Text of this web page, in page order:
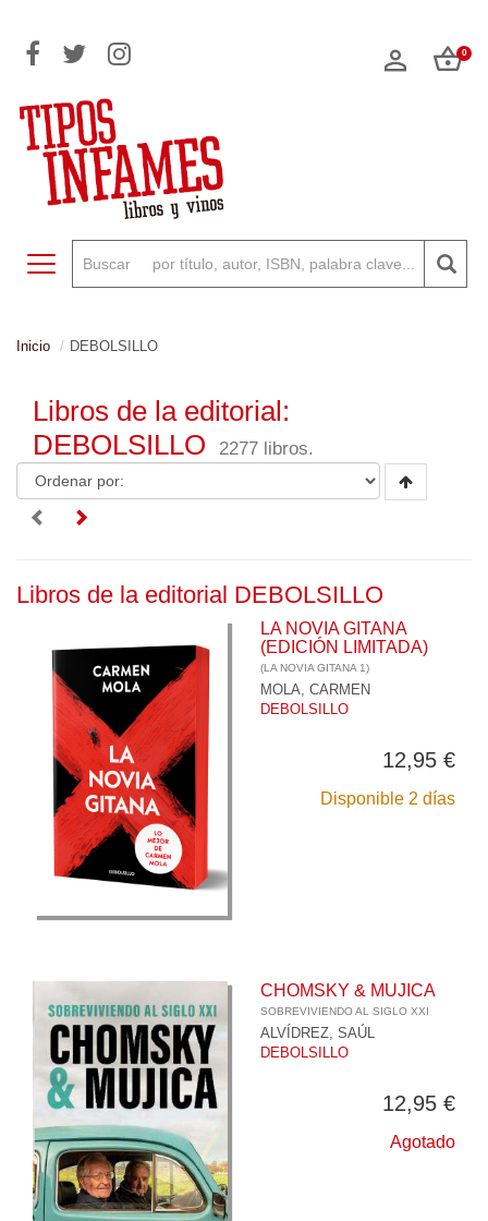
0
Toggle navigation
Inicio DEBOLSILLO
Libros de la editorial:
DEBOLSILLO
2277 libros.
Libros de la editorial DEBOLSILLO
LA NOVIA GITANA
(EDICIÓN LIMITADA)
(LA NOVIA GITANA 1)
MOLA, CARMEN
DEBOLSILLO
12,95 €
Disponible 2 días
CHOMSKY & MUJICA
SOBREVIVIENDO AL SIGLO XXI
ALVÍDREZ, SAÚL
DEBOLSILLO
12,95 €
Agotado